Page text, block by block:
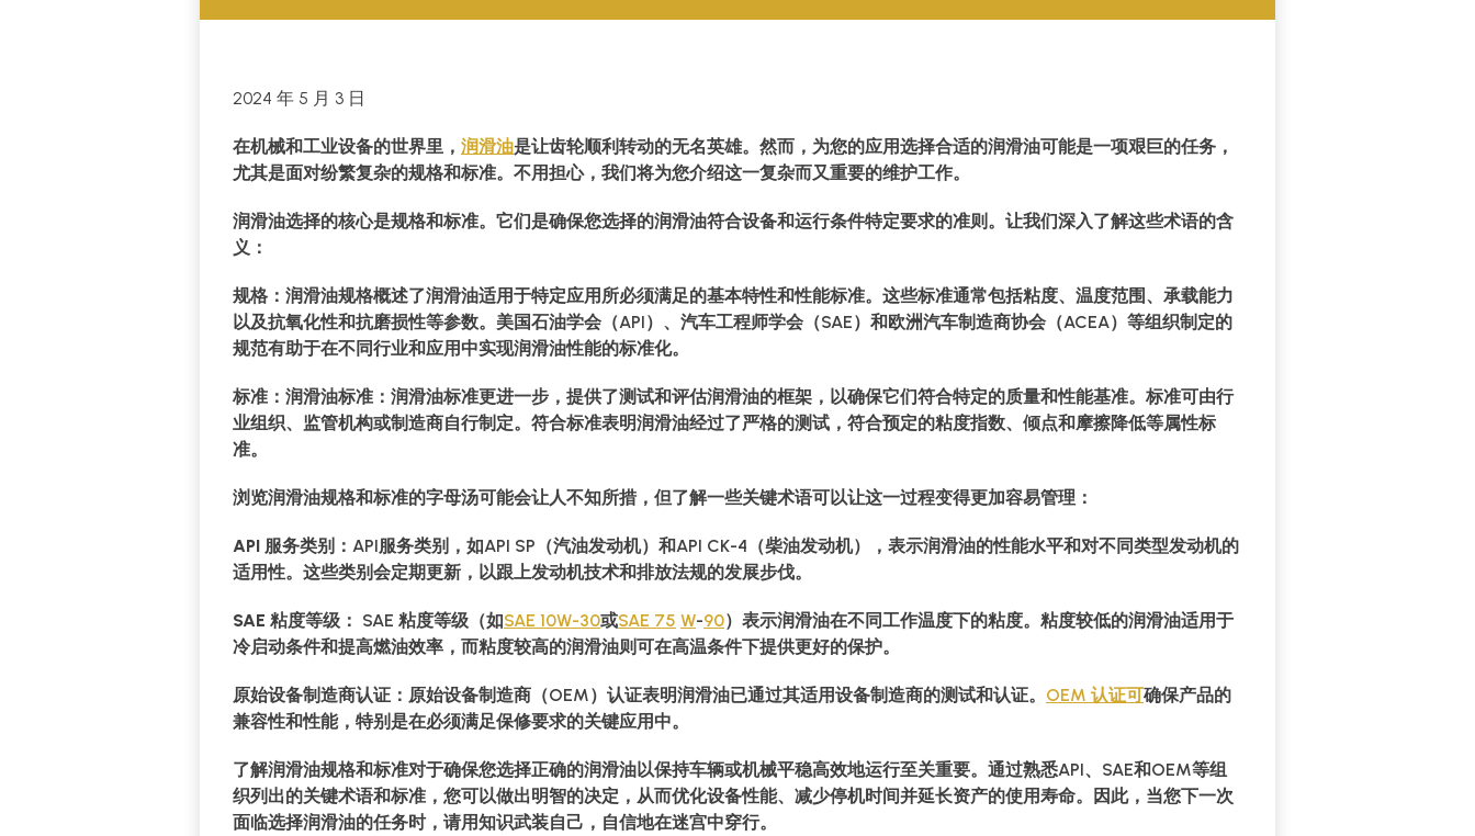
2024 年 5 月 3 日
在机械和工业设备的世界里， 润滑油是让齿轮顺利转动的无名英雄。然而，为您的应用选择合适的润滑油可能是一项艰巨的任务，
尤其是面对纷繁复杂的规格和标准。不用担心，我们将为您介绍这一复杂而又重要的维护工作。
润滑油选择的核心是规格和标准。它们是确保您选择的润滑油符合设备和运行条件特定要求的准则。让我们深入了解这些术语的含
义：
规格： 润滑油规格概述了润滑油适用于特定应用所必须满足的基本特性和性能标准。这些标准通常包括粘度、温度范围、承载能力
以及抗氧化性和抗磨损性等参数。美国石油学会（API）、汽车工程师学会（SAE）和欧洲汽车制造商协会（ACEA）等组织制定的
规范有助于在不同行业和应用中实现润滑油性能的标准化。
标准： 润滑油标准：润滑油标准更进一步，提供了测试和评估润滑油的框架，以确保它们符合特定的质量和性能基准。标准可由行
业组织、监管机构或制造商自行制定。符合标准表明润滑油经过了严格的测试，符合预定的粘度指数、倾点和摩擦降低等属性标
准。
浏览润滑油规格和标准的字母汤可能会让人不知所措，但了解一些关键术语可以让这一过程变得更加容易管理：
API 服务类别： API服务类别，如API SP（汽油发动机）和API CK-4（柴油发动机），表示润滑油的性能水平和对不同类型发动机的
适用性。这些类别会定期更新，以跟上发动机技术和排放法规的发展步伐。
SAE 粘度等级： SAE 粘度等级（如SAE 10W-30或SAE 75 W-90）表示润滑油在不同工作温度下的粘度。粘度较低的润滑油适用于
冷启动条件和提高燃油效率，而粘度较高的润滑油则可在高温条件下提供更好的保护。
原始设备制造商认证： 原始设备制造商（OEM）认证表明润滑油已通过其适用设备制造商的测试和认证。 OEM 认证可确保产品的
兼容性和性能，特别是在必须满足保修要求的关键应用中。
了解润滑油规格和标准对于确保您选择正确的润滑油以保持车辆或机械平稳高效地运行至关重要。通过熟悉API、SAE和OEM等组
织列出的关键术语和标准，您可以做出明智的决定，从而优化设备性能、减少停机时间并延长资产的使用寿命。因此，当您下一次
面临选择润滑油的任务时，请用知识武装自己，自信地在迷宫中穿行。